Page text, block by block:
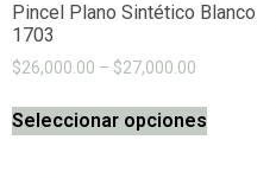
Pincel Plano Sintético Blanco
1703
$26,000.00 – $27,000.00
Seleccionar opciones